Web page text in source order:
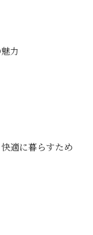
力
適に暮らすため